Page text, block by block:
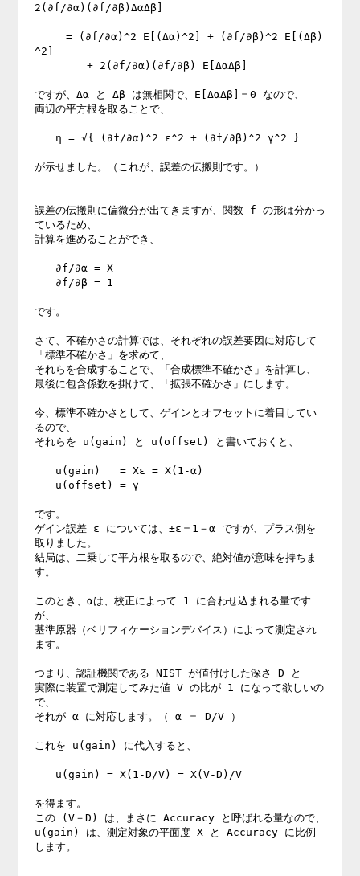
2(∂f/∂α)(∂f/∂β)ΔαΔβ]
= (∂f/∂α)^2 E[(Δα)^2] + (∂f/∂β)^2 E[(Δβ)
^2]
+ 2(∂f/∂α)(∂f/∂β) E[ΔαΔβ]
ですが、Δα と Δβ は無相関で、E[ΔαΔβ]＝0 なので、
両辺の平方根を取ることで、
η = √{ (∂f/∂α)^2 ε^2 + (∂f/∂β)^2 γ^2 }
が示せました。（これが、誤差の伝搬則です。）
誤差の伝搬則に偏微分が出てきますが、関数 f の形は分かっ
ているため、
計算を進めることができ、
∂f/∂α = X
∂f/∂β = 1
です。
さて、不確かさの計算では、それぞれの誤差要因に対応して
「標準不確かさ」を求めて、
それらを合成することで、「合成標準不確かさ」を計算し、
最後に包含係数を掛けて、「拡張不確かさ」にします。
今、標準不確かさとして、ゲインとオフセットに着目してい
るので、
それらを u(gain) と u(offset) と書いておくと、
u(gain)   = Xε = X(1-α)
u(offset) = γ
です。
ゲイン誤差 ε については、±ε＝1－α ですが、プラス側を
取りました。
結局は、二乗して平方根を取るので、絶対値が意味を持ちま
す。
このとき、αは、校正によって 1 に合わせ込まれる量です
が、
基準原器（ベリフィケーションデバイス）によって測定され
ます。
つまり、認証機関である NIST が値付けした深さ D と
実際に装置で測定してみた値 V の比が 1 になって欲しいの
で、
それが α に対応します。（ α ＝ D/V ）
これを u(gain) に代入すると、
u(gain) = X(1-D/V) = X(V-D)/V
を得ます。
この (V－D) は、まさに Accuracy と呼ばれる量なので、
u(gain) は、測定対象の平面度 X と Accuracy に比例
します。